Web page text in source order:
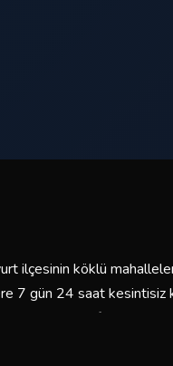
ilçesinin köklü
7 gün 24 saat kesintisiz
bakımlı araç filomuzla